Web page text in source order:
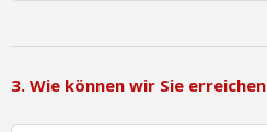
3. Wie können wir Sie erreichen